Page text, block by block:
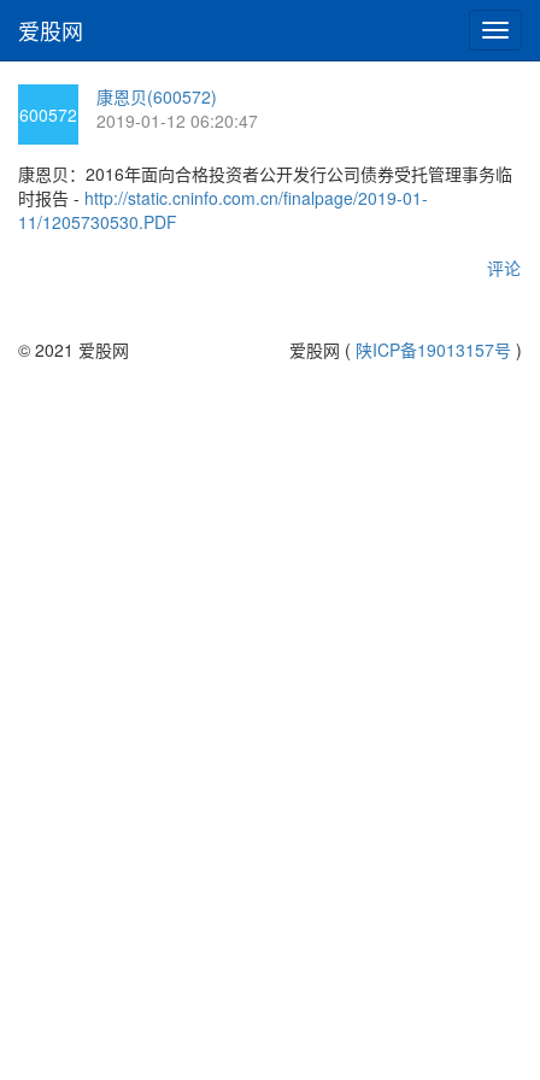
切
换
爱股网
600572
康恩贝(600572)
2019-01-12 06:20:47
康恩贝：2016年面向合格投资者公开发行公司债券受托管理事务临
时报告 - http://static.cninfo.com.cn/finalpage/2019-01-
11/1205730530.PDF
评论
© 2021 爱股网 爱股网 ( 陕ICP备19013157号 )